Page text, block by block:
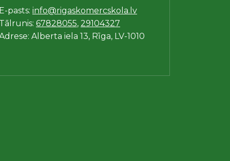
pasts: info@rigaskomercskola.lv
67828055, 29104327
Alberta iela 13, Rīga, LV-1010